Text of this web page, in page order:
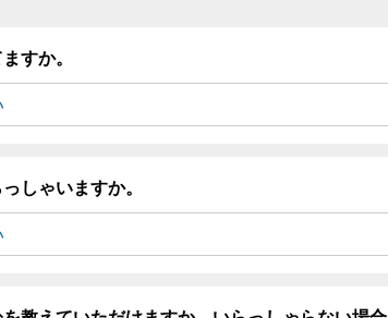
すか。
しゃいますか。